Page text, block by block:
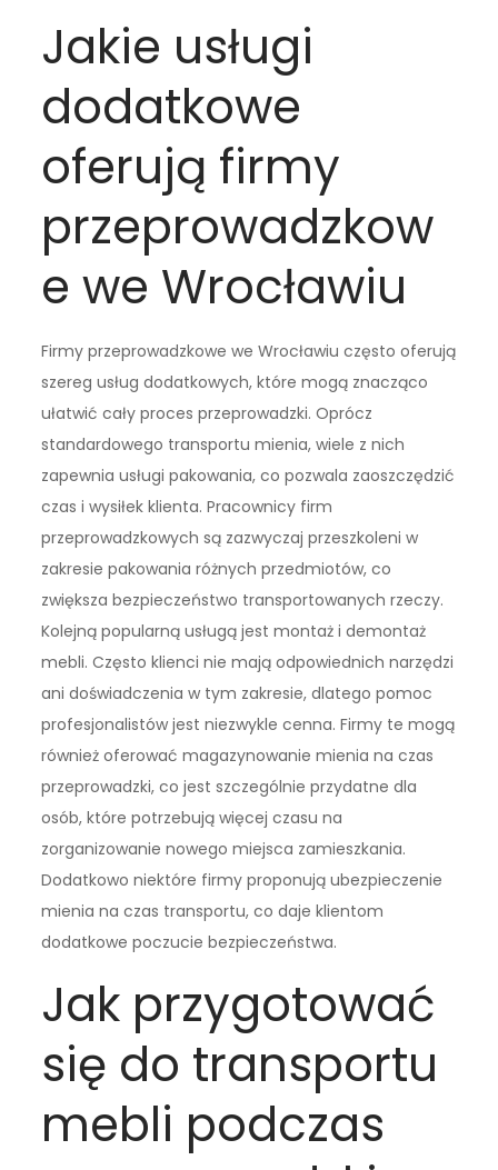
Jakie usługi
dodatkowe
oferują firmy
przeprowadzkow
e we Wrocławiu
Firmy przeprowadzkowe we Wrocławiu często oferują
szereg usług dodatkowych, które mogą znacząco
ułatwić cały proces przeprowadzki. Oprócz
standardowego transportu mienia, wiele z nich
zapewnia usługi pakowania, co pozwala zaoszczędzić
czas i wysiłek klienta. Pracownicy firm
przeprowadzkowych są zazwyczaj przeszkoleni w
zakresie pakowania różnych przedmiotów, co
zwiększa bezpieczeństwo transportowanych rzeczy.
Kolejną popularną usługą jest montaż i demontaż
mebli. Często klienci nie mają odpowiednich narzędzi
ani doświadczenia w tym zakresie, dlatego pomoc
profesjonalistów jest niezwykle cenna. Firmy te mogą
również oferować magazynowanie mienia na czas
przeprowadzki, co jest szczególnie przydatne dla
osób, które potrzebują więcej czasu na
zorganizowanie nowego miejsca zamieszkania.
Dodatkowo niektóre firmy proponują ubezpieczenie
mienia na czas transportu, co daje klientom
dodatkowe poczucie bezpieczeństwa.
Jak przygotować
się do transportu
mebli podczas